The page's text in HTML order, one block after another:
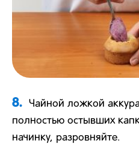
8.
Чайной ложкой
полностью остывших
начинку, разровняйте.